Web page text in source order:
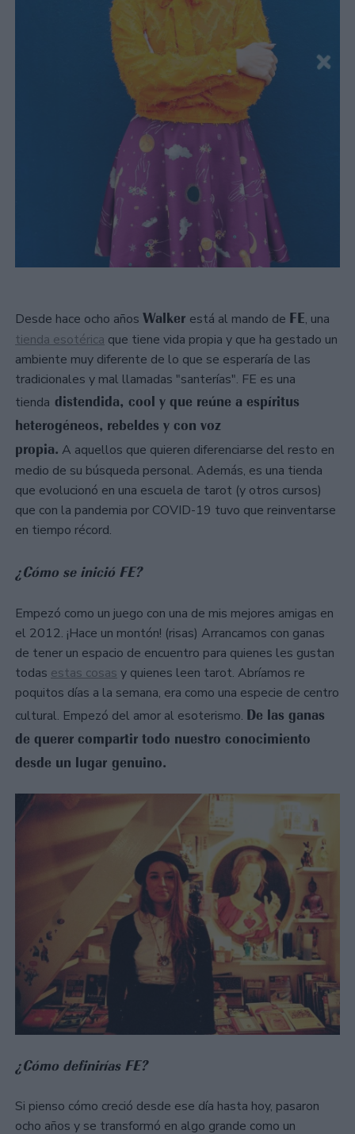
Desde hace ocho años Walker está al mando de FE, una
tienda esotérica que tiene vida propia y que ha gestado un
ambiente muy diferente de lo que se esperaría de las
tradicionales y mal llamadas "santerías". FE es una
tienda distendida, cool y que reúne a espíritus
heterogéneos, rebeldes y con voz
propia. A aquellos que quieren diferenciarse del resto en
medio de su búsqueda personal. Además, es una tienda
que evolucionó en una escuela de tarot (y otros cursos)
que con la pandemia por COVID-19 tuvo que reinventarse
en tiempo récord.
¿Cómo se inició FE?
Empezó como un juego con una de mis mejores amigas en
el 2012. ¡Hace un montón! (risas) Arrancamos con ganas
de tener un espacio de encuentro para quienes les gustan
todas estas cosas y quienes leen tarot. Abríamos re
poquitos días a la semana, era como una especie de centro
cultural. Empezó del amor al esoterismo. De las ganas
de querer compartir todo nuestro conocimiento
desde un lugar genuino.
¿Cómo definirías FE?
Si pienso cómo creció desde ese día hasta hoy, pasaron
ocho años y se transformó en algo grande como un